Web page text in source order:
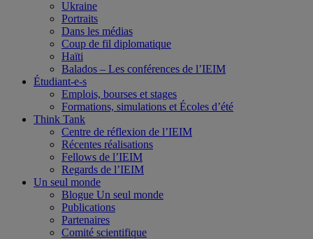
Ukraine
Portraits
Dans les médias
Coup de fil diplomatique
Haïti
Balados – Les conférences de l’IEIM
Étudiant-e-s
Emplois, bourses et stages
Formations, simulations et Écoles d’été
Think Tank
Centre de réflexion de l’IEIM
Récentes réalisations
Fellows de l’IEIM
Regards de l’IEIM
Un seul monde
Blogue Un seul monde
Publications
Partenaires
Comité scientifique